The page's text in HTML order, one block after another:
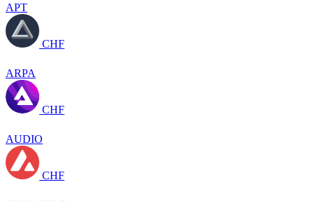
APT
CHF
ARPA
CHF
AUDIO
CHF